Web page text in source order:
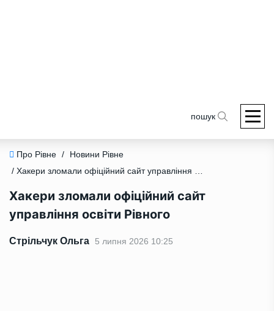
пошук
Про Рівне /
Новини Рівне
/ Хакери зломали офіційний сайт управління освіти Рівного
Хакери зломали офіційний сайт
управління освіти Рівного
Стрільчук Ольга 5 липня 2026 10:25